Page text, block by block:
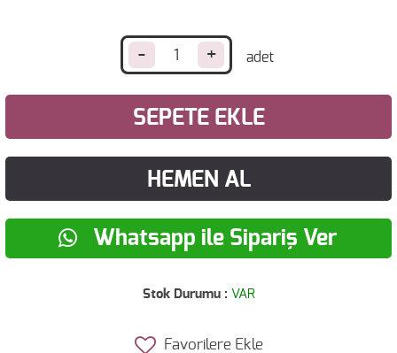
- +
SEPETE EKLE
HEMEN AL
Whatsapp ile Sipariş Ver
Stok Durumu : VAR
Favorilere Ekle